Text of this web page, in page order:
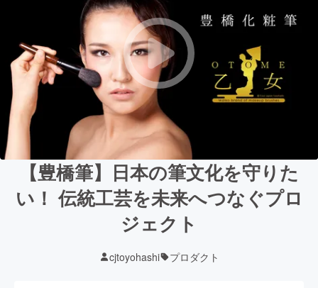
【豊橋筆】日本の筆文化を守りた
い！ 伝統工芸を未来へつなぐプロ
ジェクト
cjtoyohashi プロダクト